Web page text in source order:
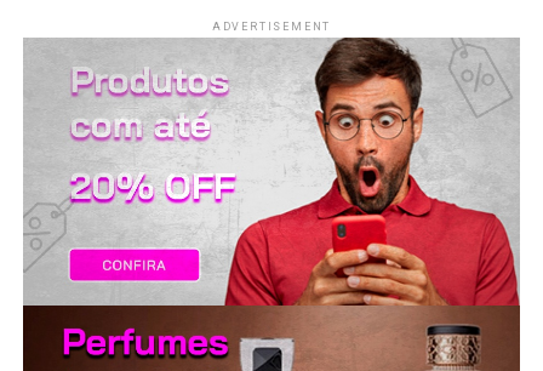
EXPEDIENTE
FINALIZAR COMPRA
HOME
LANÇAMENTOS
ADVERTISEMENT